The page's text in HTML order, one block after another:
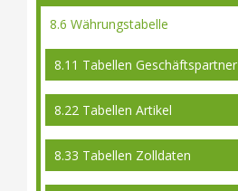
8.6 Währungstabelle
8.11 Tabellen Geschäftspartner
8.22 Tabellen Artikel
8.33 Tabellen Zolldaten